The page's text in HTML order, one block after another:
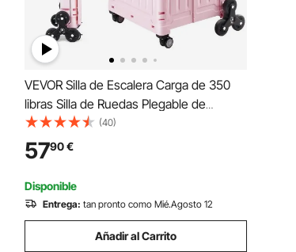
VEVOR Silla de Escalera Carga de 350
libras Silla de Ruedas Plegable de
Aluminio para Subir Escaleras con 2
Ruedas Silla Elevadora de Escaleras
Portátil para Personas Mayores y
Discapacitadas
(40)
5790€
Disponible
Entrega: tan pronto como Mié.Agosto 12
Añadir al Carrito